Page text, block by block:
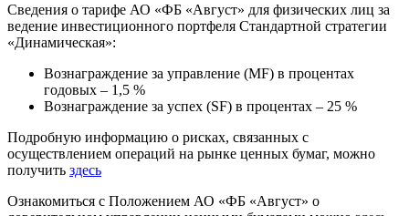
Сведения о тарифе АО «ФБ «Август» для физических лиц за
ведение инвестиционного портфеля Стандартной стратегии
«Динамическая»:
Вознаграждение за управление (MF) в процентах
годовых – 1,5 %
Вознаграждение за успех (SF) в процентах – 25 %
Подробную информацию о рисках, связанных с
осуществлением операций на рынке ценных бумаг, можно
получить здесь
Ознакомиться с Положением АО «ФБ «Август» о